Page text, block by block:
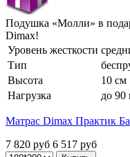
Подушка «Молли» в
Dimax!
Уровень жесткости
Тип
Высота
10 см
Нагрузка
до 90
Матрас Dimax Практик
7 820 руб 6 517 руб